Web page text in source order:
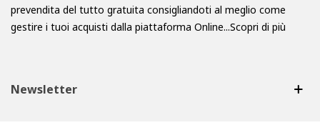
prevendita del tutto gratuita consigliandoti al meglio come
gestire i tuoi acquisti dalla piattaforma Online...Scopri di più
Newsletter